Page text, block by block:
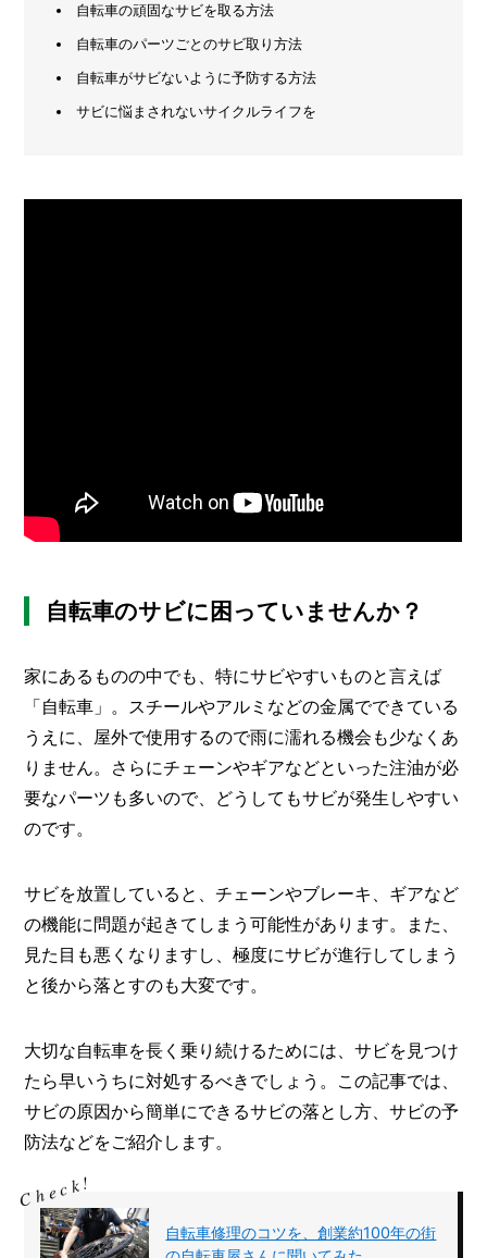
T
O
ー
ー /
C
S
T
O
M
E
ス
タ
ッ
フ /
C
N
Z
-
S
T
A
F
自転車の頑固なサビを取る方法
自転車のパーツごとのサビ取り方法
自転車がサビないように予防する方法
サビに悩まされないサイクルライフを
自転車のサビに困っていませんか？
家にあるものの中でも、特にサビやすいものと言えば
「自転車」。スチールやアルミなどの金属でできている
うえに、屋外で使用するので雨に濡れる機会も少なくあ
りません。さらにチェーンやギアなどといった注油が必
要なパーツも多いので、どうしてもサビが発生しやすい
のです。
サビを放置していると、チェーンやブレーキ、ギアなど
の機能に問題が起きてしまう可能性があります。また、
見た目も悪くなりますし、極度にサビが進行してしまう
と後から落とすのも大変です。
大切な自転車を長く乗り続けるためには、サビを見つけ
たら早いうちに対処するべきでしょう。この記事では、
サビの原因から簡単にできるサビの落とし方、サビの予
防法などをご紹介します。
自転車修理のコツを、創業約100年の街